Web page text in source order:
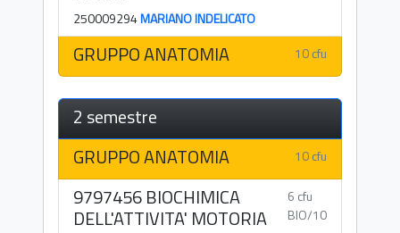
250009294MARIANO INDELICATO
GRUPPO ANATOMIA 10 cfu
2 semestre
GRUPPO ANATOMIA
10 cfu
9797456 BIOCHIMICA
DELL'ATTIVITA' MOTORIA
6 cfu
BIO/10